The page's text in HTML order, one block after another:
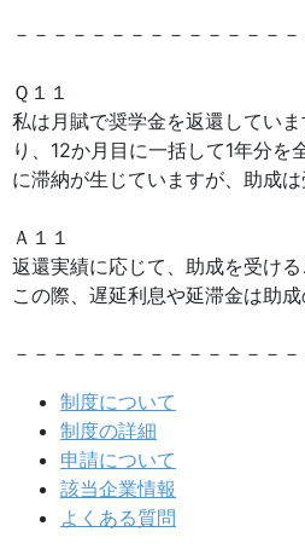
－－－－－－－－－－－－－－－
Ｑ１１
私は月賦で奨学金を返還してい
り、12か月目に一括して1年分を
に滞納が生じていますが、助成は
Ａ１１
返還実績に応じて、助成を受ける
この際、遅延利息や延滞金は助成
－－－－－－－－－－－－－－－
制度について
制度の詳細
申請について
該当企業情報
よくある質問